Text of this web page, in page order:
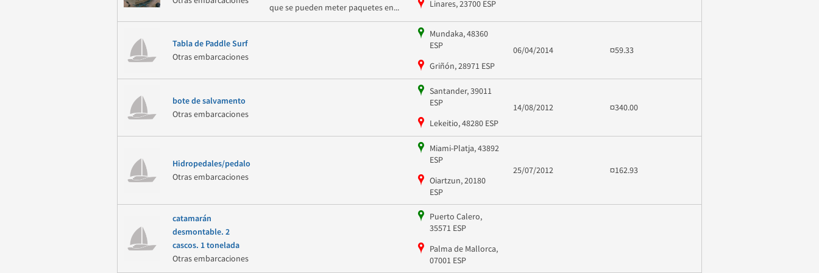
que se pueden meter paquetes en... Linares, 23700 ESP
Tabla de Paddle Surf
Otras embarcaciones
Mundaka, 48360
ESP
Griñón, 28971 ESP
06/04/2014 ¤59.33
bote de salvamento
Otras embarcaciones
Santander, 39011
ESP
Lekeitio, 48280 ESP
14/08/2012 ¤340.00
Hidropedales/pedalo
Otras embarcaciones
Miami-Platja, 43892
ESP
Oiartzun, 20180
ESP
25/07/2012 ¤162.93
catamarán
desmontable. 2
cascos. 1 tonelada
Otras embarcaciones
Puerto Calero,
35571 ESP
Palma de Mallorca,
07001 ESP